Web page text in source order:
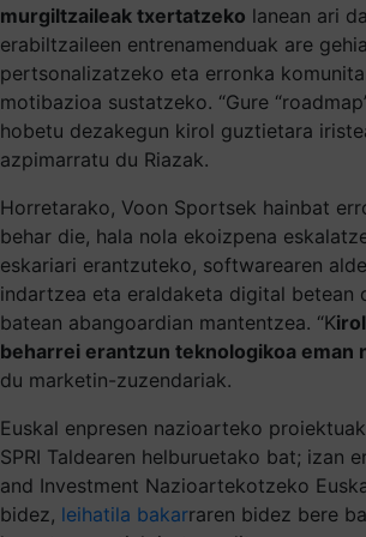
murgiltzaileak txertatzeko lanean ari
erabiltzaileen entrenamenduak are
pertsonalizatzeko eta erronka
motibazioa sustatzeko. “Gure
hobetu dezakegun kirol guztietara
azpimarratu du Riazak.
Horretarako, Voon Sportsek hainbat
behar die, hala nola ekoizpena
eskariari erantzuteko, softwarearen
indartzea eta eraldaketa digital betean
batean abangoardian mantentzea. “K
beharrei erantzun teknologikoa eman
du marketin-zuzendariak.
Euskal enpresen nazioarteko
SPRI Taldearen helburuetako bat; izan
and Investment Nazioartekotzeko
bidez, leihatila bakarraren bidez bere